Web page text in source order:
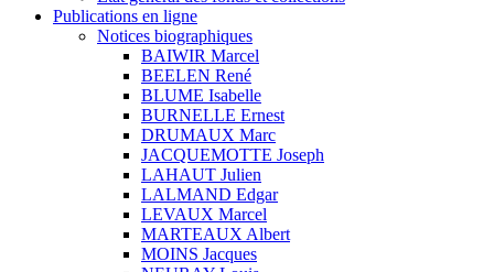
Publications en ligne
Notices biographiques
BAIWIR Marcel
BEELEN René
BLUME Isabelle
BURNELLE Ernest
DRUMAUX Marc
JACQUEMOTTE Joseph
LAHAUT Julien
LALMAND Edgar
LEVAUX Marcel
MARTEAUX Albert
MOINS Jacques